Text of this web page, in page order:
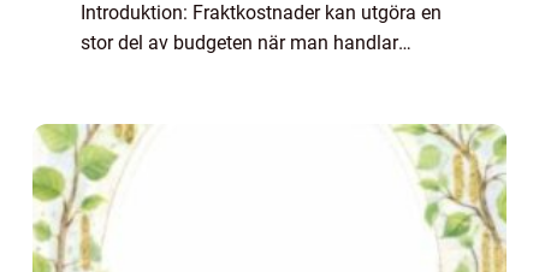
Introduktion: Fraktkostnader kan utgöra en
stor del av budgeten när man handlar